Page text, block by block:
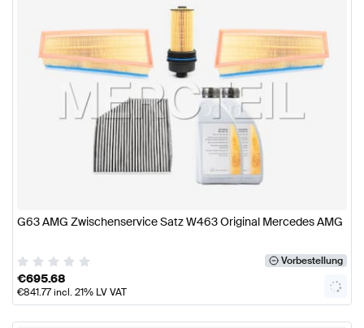
G63 AMG Zwischenservice Satz W463 Original Mercedes AMG
Vorbestellung
€695.68
€841.77incl. 21% LV VAT